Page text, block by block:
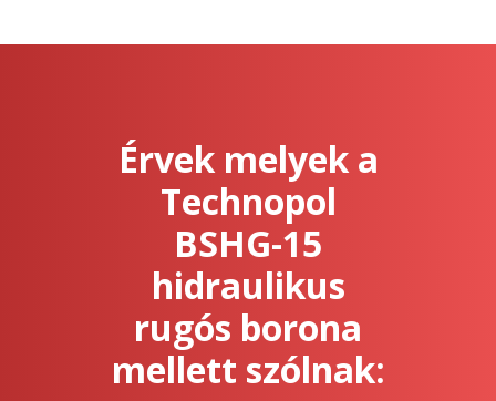
Érvek melyek a
Technopol
BSHG-15
hidraulikus
rugós borona
mellett szólnak: